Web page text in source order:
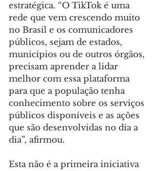
estratégica. “O TikTok é uma
rede que vem crescendo muito
no Brasil e os comunicadores
públicos, sejam de estados,
municípios ou de outros órgãos,
precisam aprender a lidar
melhor com essa plataforma
para que a população tenha
conhecimento sobre os serviços
públicos disponíveis e as ações
que são desenvolvidas no dia a
dia”, afirmou.
Esta não é a primeira iniciativa